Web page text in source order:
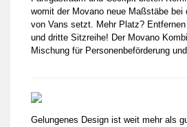
womit der Movano neue Maßstäbe bei
von Vans setzt. Mehr Platz?
und dritte Sitzreihe! Der Movano
Mischung für Personenbeförderung
Gelungenes Design ist weit mehr als